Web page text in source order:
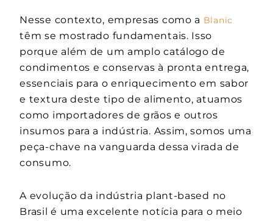
Nesse contexto, empresas como a Blanic
têm se mostrado fundamentais. Isso
porque além de um amplo catálogo de
condimentos e conservas à pronta entrega,
essenciais para o enriquecimento em sabor
e textura deste tipo de alimento, atuamos
como importadores de grãos e outros
insumos para a indústria. Assim, somos uma
peça-chave na vanguarda dessa virada de
consumo.
A evolução da indústria plant-based no
Brasil é uma excelente notícia para o meio